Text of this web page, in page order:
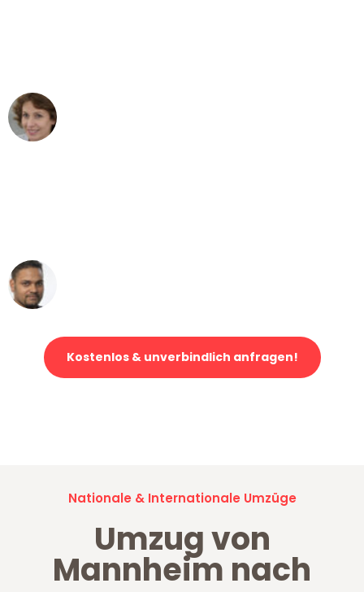
Kostenlos & unverbindlich anfragen!
Nationale & Internationale Umzüge
Umzug von
Mannheim nach